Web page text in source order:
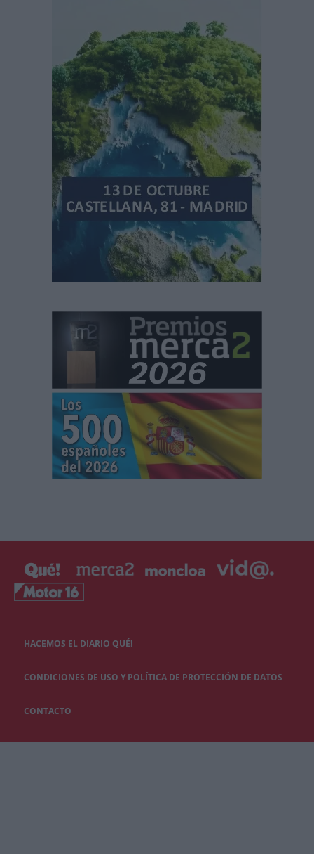
HACEMOS EL DIARIO QUÉ!
CONDICIONES DE USO Y POLÍTICA DE PROTECCIÓN DE DATOS
CONTACTO